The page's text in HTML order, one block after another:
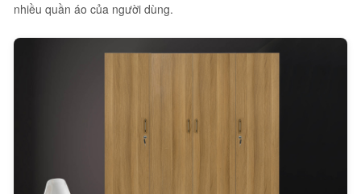
nhiều quần áo của người dùng.